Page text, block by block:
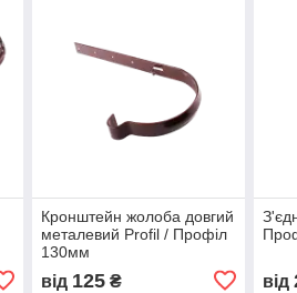
Кронштейн жолоба довгий
металевий Profil / Профіл
130мм
від 125₴ від